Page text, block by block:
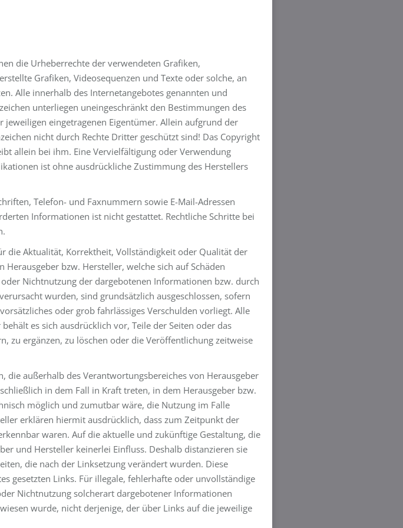
die Urheberrechte der verwendeten Grafiken,
Grafiken, Videosequenzen und Texte oder solche, an
Alle innerhalb des Internetangebotes genannten und
unterliegen uneingeschränkt den Bestimmungen des
eingetragenen Eigentümer. Allein aufgrund der
nicht durch Rechte Dritter geschützt sind! Das Copyright
allein bei ihm. Eine Vervielfältigung oder Verwendung
ist ohne ausdrückliche Zustimmung des Herstellers
Telefon- und Faxnummern sowie E-Mail-Adressen
Informationen ist nicht gestattet. Rechtliche Schritte bei
die Aktualität, Korrektheit, Vollständigkeit oder Qualität der
bzw. Hersteller, welche sich auf Schäden
Nichtnutzung der dargebotenen Informationen bzw. durch
wurden, sind grundsätzlich ausgeschlossen, sofern
oder grob fahrlässiges Verschulden vorliegt. Alle
es sich ausdrücklich vor, Teile der Seiten oder das
zu ergänzen, zu löschen oder die Veröffentlichung zeitweise
außerhalb des Verantwortungsbereiches von Herausgeber
in dem Fall in Kraft treten, in dem Herausgeber bzw.
möglich und zumutbar wäre, die Nutzung im Falle
erklären hiermit ausdrücklich, dass zum Zeitpunkt der
waren. Auf die aktuelle und zukünftige Gestaltung, die
und Hersteller keinerlei Einfluss. Deshalb distanzieren sie
die nach der Linksetzung verändert wurden. Diese
gesetzten Links. Für illegale, fehlerhafte oder unvollständige
Nichtnutzung solcherart dargebotener Informationen
wurde, nicht derjenige, der über Links auf die jeweilige